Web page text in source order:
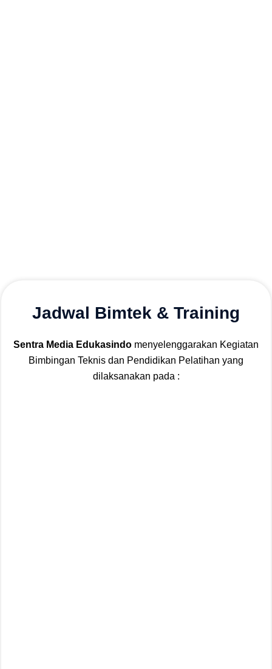
Jadwal Bimtek & Training
Sentra Media Edukasindo menyelenggarakan Kegiatan
Bimbingan Teknis dan Pendidikan Pelatihan yang
dilaksanakan pada :